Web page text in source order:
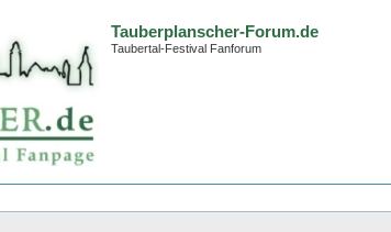
Tauberplanscher-Forum.de
Taubertal-Festival Fanforum